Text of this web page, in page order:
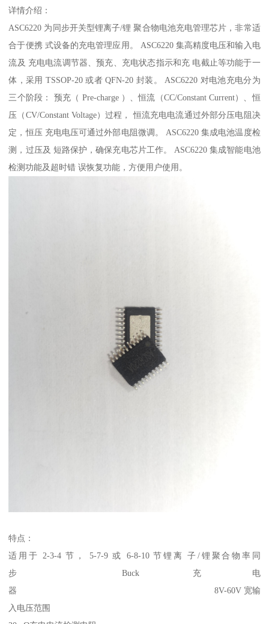
详情介绍：
ASC6220 为同步开关型锂离子/锂 聚合物电池充电管理芯片，非常适
合于便携 式设备的充电管理应用。 ASC6220 集高精度电压和输入电
流及 充电电流调节器、预充、充电状态指示和充 电截止等功能于一
体，采用 TSSOP-20 或者 QFN-20 封装。 ASC6220 对电池充电分为
三个阶段： 预充（ Pre-charge ）、恒流（CC/Constant Current）、恒
压（CV/Constant Voltage）过程， 恒流充电电流通过外部分压电阻决
定，恒压 充电电压可通过外部电阻微调。 ASC6220 集成电池温度检
测，过压及 短路保护，确保充电芯片工作。 ASC6220 集成智能电池
检测功能及超时错 误恢复功能，方便用户使用。
特点：
适用于 2-3-4 节， 5-7-9 或 6-8-10 节锂离 子/锂聚合物率同
步 Buck 充电
器 8V-60V 宽输
入电压范围